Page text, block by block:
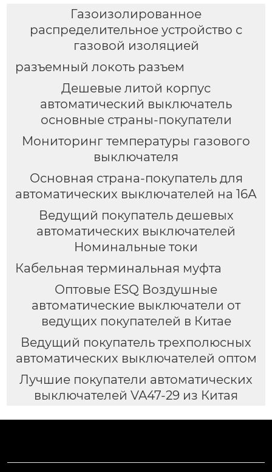
Газоизолированное
распределительное устройство с
газовой изоляцией
разъемный локоть разъем
Дешевые литой корпус
автоматический выключатель
основные страны-покупатели
Мониторинг температуры газового
выключателя
Основная страна-покупатель для
автоматических выключателей на 16А
Ведущий покупатель дешевых
автоматических выключателей
Номинальные токи
Кабельная терминальная муфта
Оптовые ESQ Воздушные
автоматические выключатели от
ведущих покупателей в Китае
Ведущий покупатель трехполюсных
автоматических выключателей оптом
Лучшие покупатели автоматических
выключателей VA47-29 из Китая